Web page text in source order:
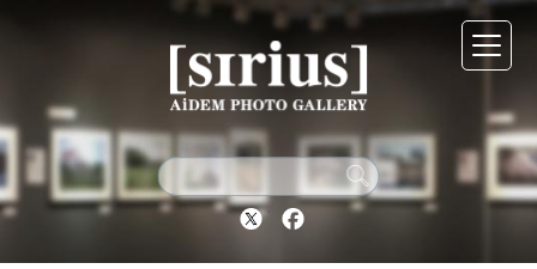
Twitter Facebook
シリウスについて
展示スケジュール